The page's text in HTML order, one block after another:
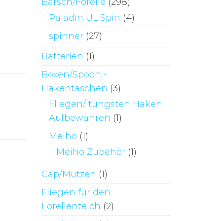
Paladin UL Spin (4)
spinner (27)
Batterien (1)
Boxen/Spoon,-
Hakentaschen (3)
Fliegen/ tungsten Haken
Aufbewahren (1)
Meiho (1)
Meiho Zubehör (1)
Cap/Mützen (1)
Fliegen für den
Forellenteich (2)